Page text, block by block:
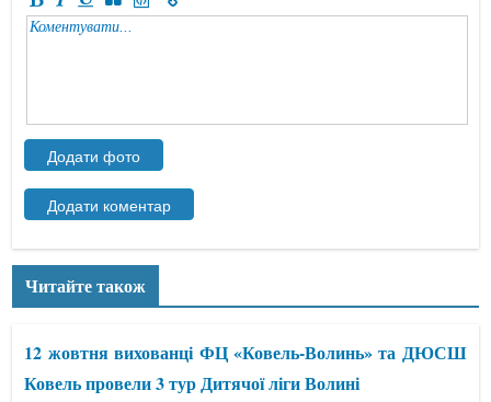
Читайте також
12 жовтня вихованці ФЦ «Ковель-Волинь» та ДЮСШ
Ковель провели 3 тур Дитячої ліги Волині